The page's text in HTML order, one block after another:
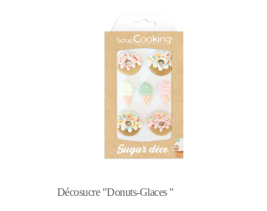
Décosucre "Donuts-Glaces "